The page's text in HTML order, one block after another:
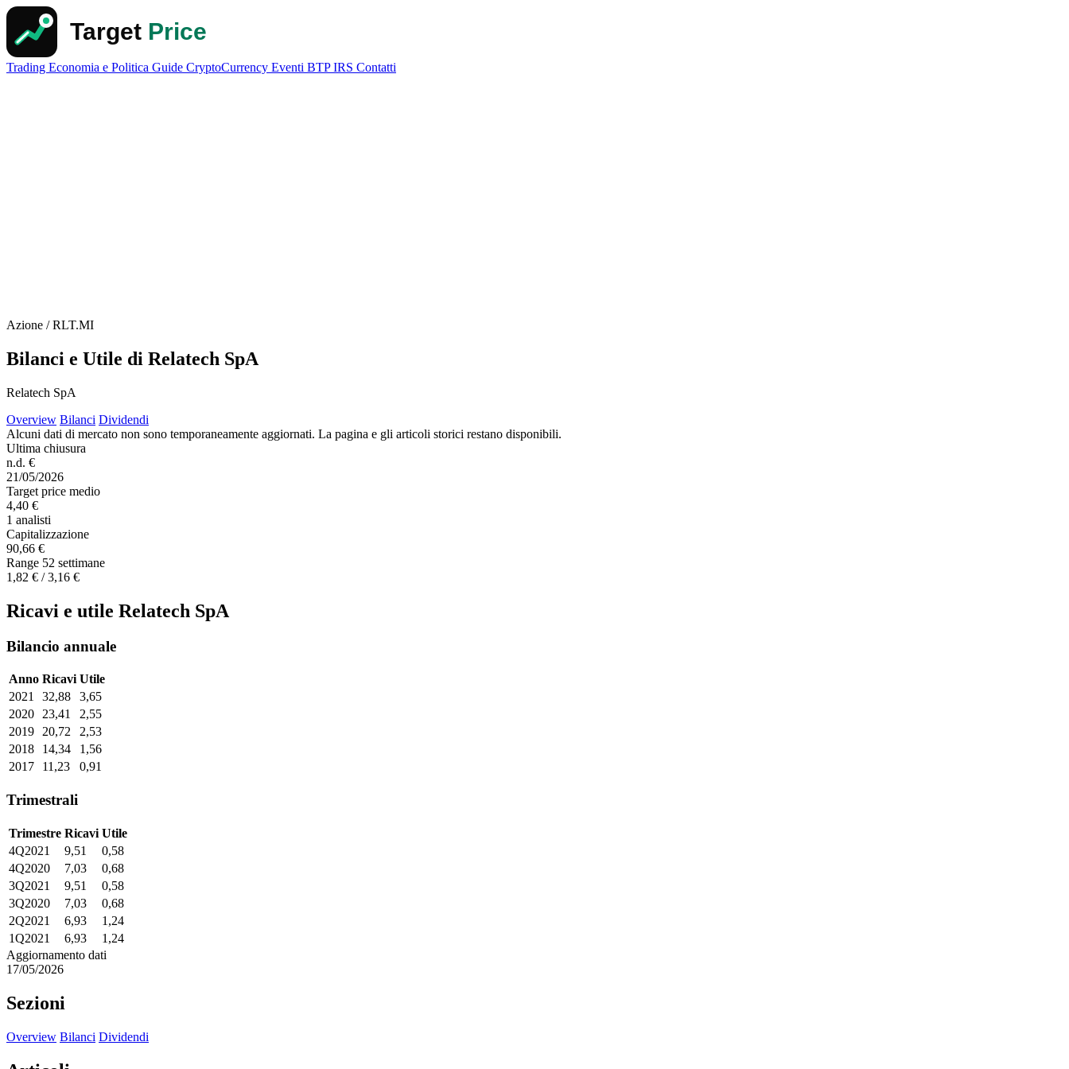
Trading Economia e Politica Guide CryptoCurrency Eventi BTPIRS Contatti
Azione / RLT.MI
Bilanci e Utile di Relatech SpA
Relatech SpA
Overview Bilanci Dividendi
Alcuni dati di mercato non sono temporaneamente aggiornati. La pagina e gli articoli storici restano disponibili.
Ultima chiusura
n.d. €
21/05/2026
Target price medio
4,40 €
1 analisti
Capitalizzazione
90,66 €
Range 52 settimane
1,82 € / 3,16 €
Ricavi e utile Relatech SpA
Bilancio annuale
Anno Ricavi Utile
2021
32,88
3,65
2020
23,41
2,55
2019
20,72
2,53
2018
14,34
1,56
2017
11,23 0,91
Trimestrali
Trimestre Ricavi Utile
4Q2021
9,51
0,58
4Q2020
7,03
0,68
3Q2021
9,51
0,58
3Q2020
7,03
0,68
2Q2021
6,93
1,24
1Q2021
6,93
1,24
Aggiornamento dati
17/05/2026
Sezioni
Overview Bilanci Dividendi